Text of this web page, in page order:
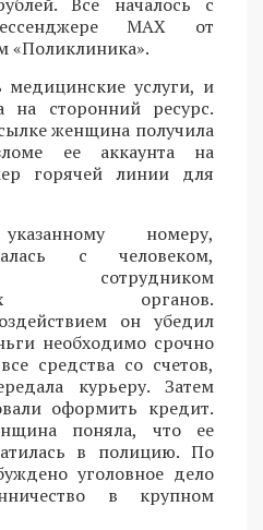
MAX от
«Поликлиника».
услуги, и
на сторонний ресурс.
женщина получила
ее аккаунта на
горячей линии для
номеру,
с человеком,
сотрудником
органов.
он убедил
необходимо срочно
средства со счетов,
курьеру. Затем
оформить кредит.
поняла, что ее
в полицию. По
уголовное дело
в крупном